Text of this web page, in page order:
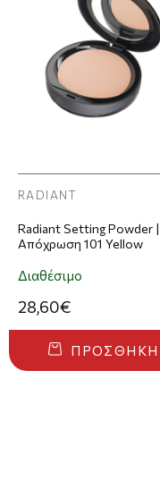
RADIANT
Radiant Setting Powder |
Απόχρωση 101 Yellow
Διαθέσιμο
28,60€
ΠΡΟΣΘΉΚΗ